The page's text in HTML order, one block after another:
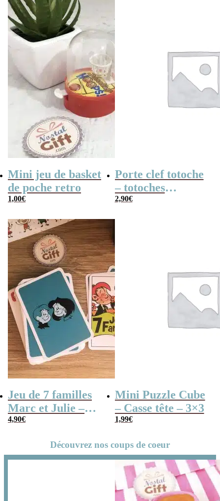
pyramide –
Inspiré de
Wonderful
Waterfuls
Mini jeu de basket
de poche retro
1,00€
Porte clef totoche
– totoches
translucides
2,90€
Jeu de 7 familles
Marc et Julie –
Les meilleures
4,90€
Mini Puzzle Cube
– Casse tête – 3×3
1,99€
Découvrez nos coups de coeur